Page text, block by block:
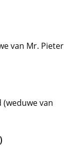
van Mr. Pieter
(weduwe van